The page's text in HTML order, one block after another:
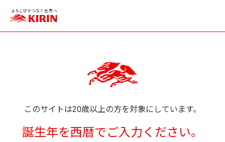
このサイトは20歳以上の方を対象にしています。
誕生年を西暦でご入力ください。